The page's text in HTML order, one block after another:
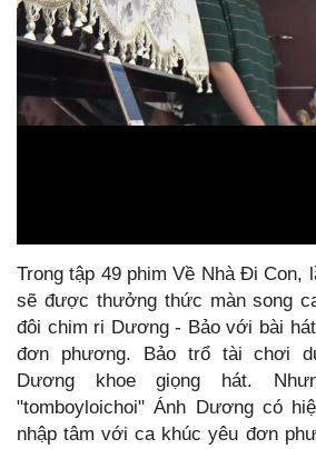
Trong tập 49 phim Về Nhà Đi Con,
sẽ được thưởng thức màn song
đôi chim ri Dương - Bảo với bài
đơn phương. Bảo trổ tài chơi
Dương khoe giọng hát.
"tomboyloichoi" Ánh Dương có
nhập tâm với ca khúc yêu đơn